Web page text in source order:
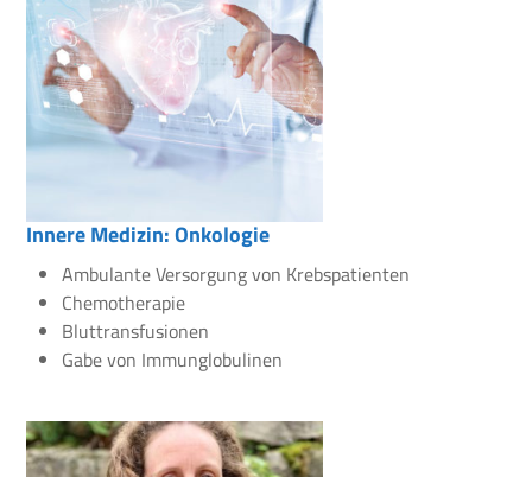
Innere Medizin: Onkologie
Ambulante Versorgung von Krebspatienten
Chemotherapie
Bluttransfusionen
Gabe von Immunglobulinen